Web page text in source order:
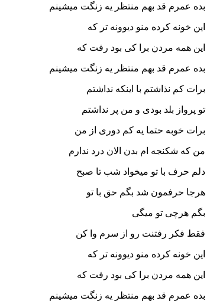
بده عمرم قد بهم منتظر یه زنگت میشینم
این خونه کرده منو دیوونه تر که
این همه مردن برا کی بود رفت که
بده عمرم قد بهم منتظر یه زنگت میشینم
برات کم نذاشتم با اینکه نداشتم
تو پرواز بلد بودی و من پر نداشتم
برات خوبه حتما یه کم دوری از من
من که شکنجه ام بدن الان درد ندارم
دلم حرف با تو میخواد شب تا صبح
هرجا حرفمون شد بگم حق با تو
بگم هرچی تو میگی
فقط فکر رفتنت رو از سرم وا کن
این خونه کرده منو دیوونه تر که
این همه مردن برا کی بود رفت که
بده عمرم قد بهم منتظر یه زنگت میشینم